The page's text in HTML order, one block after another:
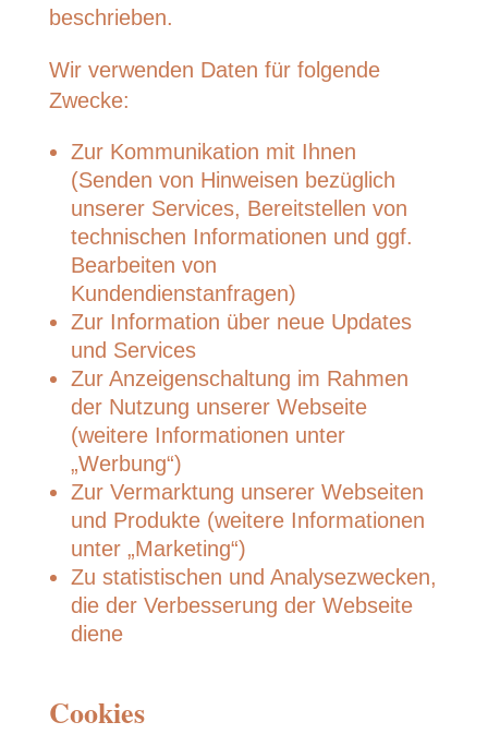
beschrieben.
Wir verwenden Daten für folgende
Zwecke:
Zur Kommunikation mit Ihnen
(Senden von Hinweisen bezüglich
unserer Services, Bereitstellen von
technischen Informationen und ggf.
Bearbeiten von
Kundendienstanfragen)
Zur Information über neue Updates
und Services
Zur Anzeigenschaltung im Rahmen
der Nutzung unserer Webseite
(weitere Informationen unter
„Werbung“)
Zur Vermarktung unserer Webseiten
und Produkte (weitere Informationen
unter „Marketing“)
Zu statistischen und Analysezwecken,
die der Verbesserung der Webseite
diene
Cookies